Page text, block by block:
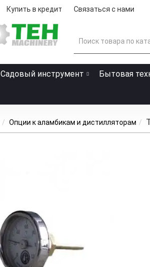
Купить в кредит Связаться с нами
Садовый инструмент Бытовая
Опции к аламбикам и дистилляторам